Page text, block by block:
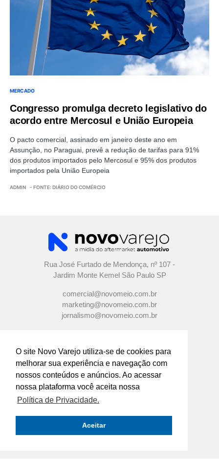
O site Novo Varejo utiliza-se de cookies para
melhorar sua experiência e navegação com
nossos conteúdos e anúncios. Ao acessar
nossa plataforma você aceita nossa
Política de Privacidade.
Aceitar
MERCADO
Congresso promulga decreto legislativo do
acordo entre Mercosul e União Europeia
O pacto comercial, assinado em janeiro deste ano em
Assunção, no Paraguai, prevê a redução de tarifas para 91%
dos produtos importados pelo Mercosul e 95% dos produtos
importados pela União Europeia
ADMIN - FONTE: DIÁRIO DO COMÉRCIO
Rua José Furtado de Mendonça, nº 107 -
Jardim Monte Kemel São Paulo SP
comercial@novomeio.com.br
marketing@novomeio.com.br
jornalismo@novomeio.com.br
CONFIRA AS NOSSAS REDES
SOCIAIS
O principal canal de comunicação de grandes
indústrias e distribuidores com os
empresários e profissionais das lojas de
componentes automotivos em todo o Brasil.